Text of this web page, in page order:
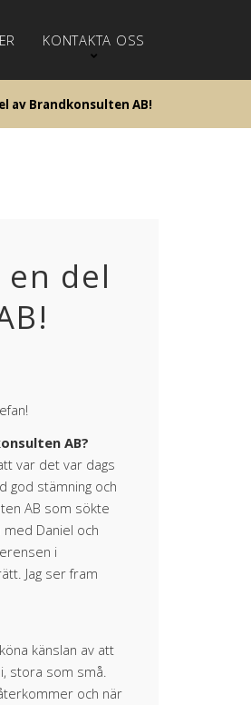
KONTAKTA OSS
av Brandkonsulten AB!
del
AB?
var det var dags
god stämning och
AB som sökte
Daniel och
i
Jag ser fram
känslan av att
stora som små.
och när